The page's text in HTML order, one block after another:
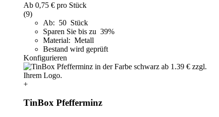
Ab 0,75 € pro Stück
(9)
Ab: 50 Stück
Sparen Sie bis zu 39%
Material: Metall
Bestand wird geprüft
Konfigurieren
+
TinBox Pfefferminz